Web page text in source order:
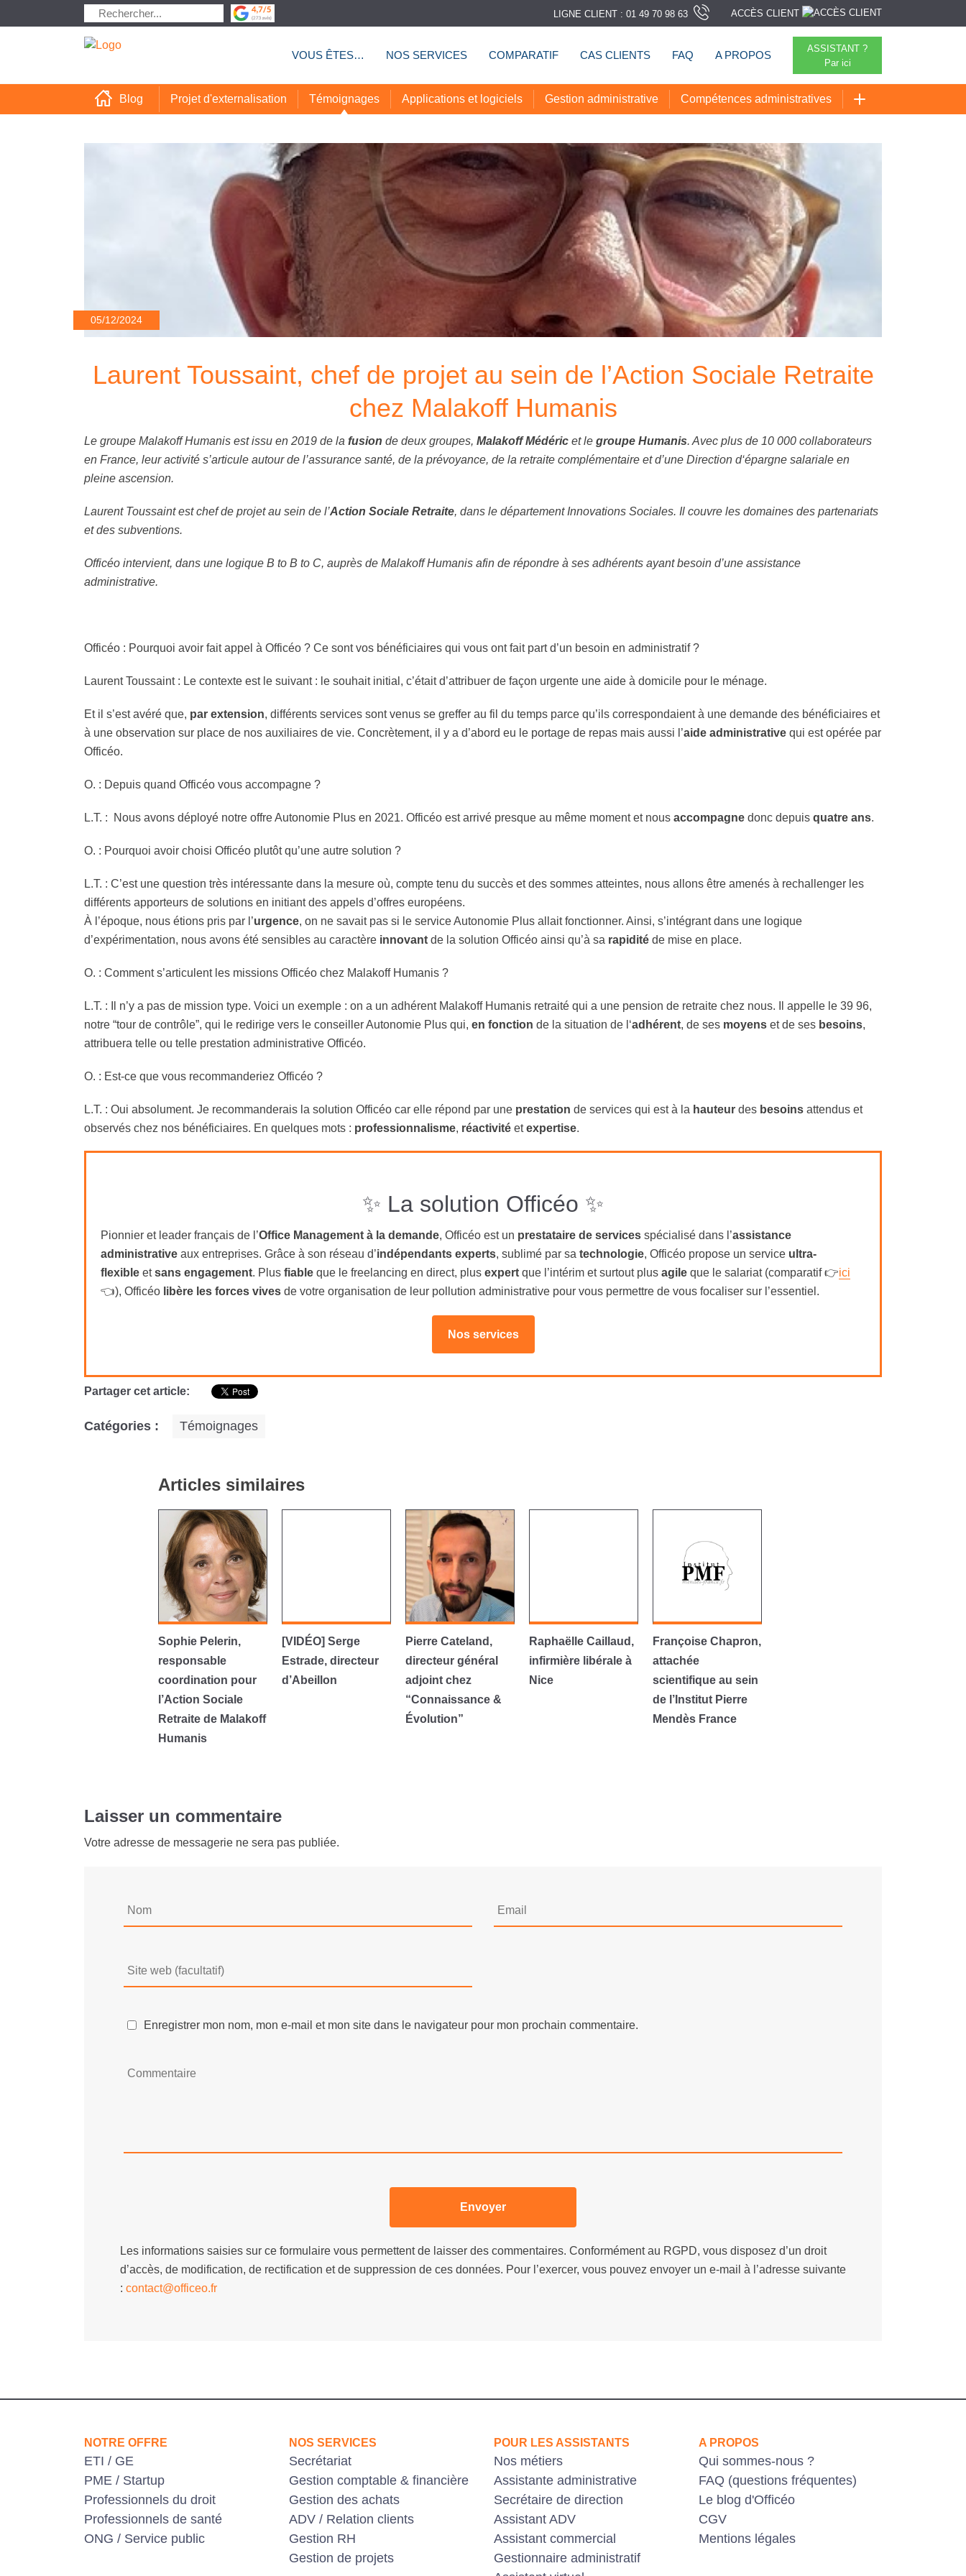
LIGNE CLIENT : 01 49 70 98 63 ACCÈS CLIENT
VOUS ÊTES… NOS SERVICES COMPARATIF CAS CLIENTS FAQ A PROPOS
ASSISTANT ?
Par ici
Blog Projet d'externalisation Témoignages Applications et logiciels Gestion administrative Compétences administratives
05/12/2024
Laurent Toussaint, chef de projet au sein de l’Action Sociale Retraite
chez Malakoff Humanis
Le groupe Malakoff Humanis est issu en 2019 de la fusion de deux groupes, Malakoff Médéric et le groupe Humanis. Avec plus de 10 000 collaborateurs
en France, leur activité s’articule autour de l’assurance santé, de la prévoyance, de la retraite complémentaire et d’une Direction d‘épargne salariale en
pleine ascension.
Laurent Toussaint est chef de projet au sein de l’Action Sociale Retraite, dans le département Innovations Sociales. Il couvre les domaines des partenariats
et des subventions.
Officéo intervient, dans une logique B to B to C, auprès de Malakoff Humanis afin de répondre à ses adhérents ayant besoin d’une assistance
administrative.
Officéo : Pourquoi avoir fait appel à Officéo ? Ce sont vos bénéficiaires qui vous ont fait part d’un besoin en administratif ?
Laurent Toussaint : Le contexte est le suivant : le souhait initial, c’était d’attribuer de façon urgente une aide à domicile pour le ménage.
Et il s’est avéré que, par extension, différents services sont venus se greffer au fil du temps parce qu’ils correspondaient à une demande des bénéficiaires et
à une observation sur place de nos auxiliaires de vie. Concrètement, il y a d’abord eu le portage de repas mais aussi l’aide administrative qui est opérée par
Officéo.
O. : Depuis quand Officéo vous accompagne ?
L.T. : Nous avons déployé notre offre Autonomie Plus en 2021. Officéo est arrivé presque au même moment et nous accompagne donc depuis quatre ans.
O. : Pourquoi avoir choisi Officéo plutôt qu’une autre solution ?
L.T. : C’est une question très intéressante dans la mesure où, compte tenu du succès et des sommes atteintes, nous allons être amenés à rechallenger les
différents apporteurs de solutions en initiant des appels d’offres européens.
À l’époque, nous étions pris par l’urgence, on ne savait pas si le service Autonomie Plus allait fonctionner. Ainsi, s’intégrant dans une logique
d’expérimentation, nous avons été sensibles au caractère innovant de la solution Officéo ainsi qu’à sa rapidité de mise en place.
O. : Comment s’articulent les missions Officéo chez Malakoff Humanis ?
L.T. : Il n’y a pas de mission type. Voici un exemple : on a un adhérent Malakoff Humanis retraité qui a une pension de retraite chez nous. Il appelle le 39 96,
notre “tour de contrôle”, qui le redirige vers le conseiller Autonomie Plus qui, en fonction de la situation de l ‘adhérent, de ses moyens et de ses besoins,
attribuera telle ou telle prestation administrative Officéo.
O. : Est-ce que vous recommanderiez Officéo ?
L.T. : Oui absolument. Je recommanderais la solution Officéo car elle répond par une prestation de services qui est à la hauteur des besoins attendus et
observés chez nos bénéficiaires. En quelques mots : professionnalisme, réactivité etexpertise.
✨ La solution Officéo ✨
Pionnier et leader français de l’Office Management à la demande, Officéo est un prestataire de services spécialisé dans l’assistance
administrative aux entreprises. Grâce à son réseau d’indépendants experts, sublimé par sa technologie, Officéo propose un service ultra-
flexible etsans engagement. Plus fiable que le freelancing en direct, plus expert que l’intérim et surtout plus agile que le salariat (comparatif 👉ici
👈), Officéo libère les forces vives de votre organisation de leur pollution administrative pour vous permettre de vous focaliser sur l’essentiel.
Nos services
Partager cet article:
Catégories : Témoignages
Articles similaires
Sophie Pelerin,
responsable
coordination pour
l’Action Sociale
Retraite de Malakoff
Humanis
[VIDÉO] Serge
Estrade, directeur
d’Abeillon
Pierre Cateland,
directeur général
adjoint chez
“Connaissance &
Évolution”
Raphaëlle Caillaud,
infirmière libérale à
Nice
Françoise Chapron,
attachée
scientifique au sein
de l’Institut Pierre
Mendès France
Laisser un commentaire
Votre adresse de messagerie ne sera pas publiée.
Enregistrer mon nom, mon e-mail et mon site dans le navigateur pour mon prochain commentaire.
Les informations saisies sur ce formulaire vous permettent de laisser des commentaires. Conformément au RGPD, vous disposez d’un droit
d’accès, de modification, de rectification et de suppression de ces données. Pour l’exercer, vous pouvez envoyer un e-mail à l’adresse suivante
: contact@officeo.fr
NOTRE OFFRE
ETI / GE
PME / Startup
Professionnels du droit
Professionnels de santé
ONG / Service public
NOS SERVICES
Secrétariat
Gestion comptable & financière
Gestion des achats
ADV / Relation clients
Gestion RH
Gestion de projets
POUR LES ASSISTANTS
Nos métiers
Assistante administrative
Secrétaire de direction
Assistant ADV
Assistant commercial
Gestionnaire administratif
A PROPOS
Qui sommes-nous ?
FAQ (questions fréquentes)
Le blog d'Officéo
CGV
Mentions légales